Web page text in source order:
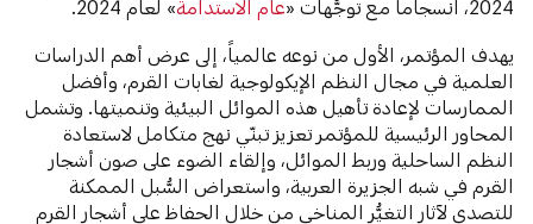
2024، انسجاماً مع توجُّهات «
عام الاستدامة» لعام 2024.
يهدف المؤتمر، الأول من نوعه عالمياً، إلى عرض أهم الدراسات
العلمية في مجال النظم الإيكولوجية لغابات القرم، وأفضل
الممارسات لإعادة تأهيل هذه الموائل البيئية وتنميتها. وتشمل
المحاور الرئيسية للمؤتمر تعزيز تبنّي نهج متكامل لاستعادة
النظم الساحلية وربط الموائل، وإلقاء الضوء على صون أشجار
القرم في شبه الجزيرة العربية، واستعراض السُّبل الممكنة
للتصدي لآثار التغيُّر المناخي من خلال الحفاظ على أشجار القرم